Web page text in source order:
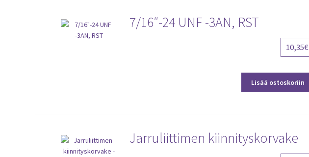
7/16″-24 UNF -3AN, RST
10,35€
Lisää ostoskoriin
Jarruliittimen kiinnityskorvake